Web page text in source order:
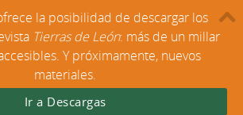
la posibilidad de descargar los
Tierras de León: más de un millar
Y próximamente, nuevos
materiales.
Ir a Descargas